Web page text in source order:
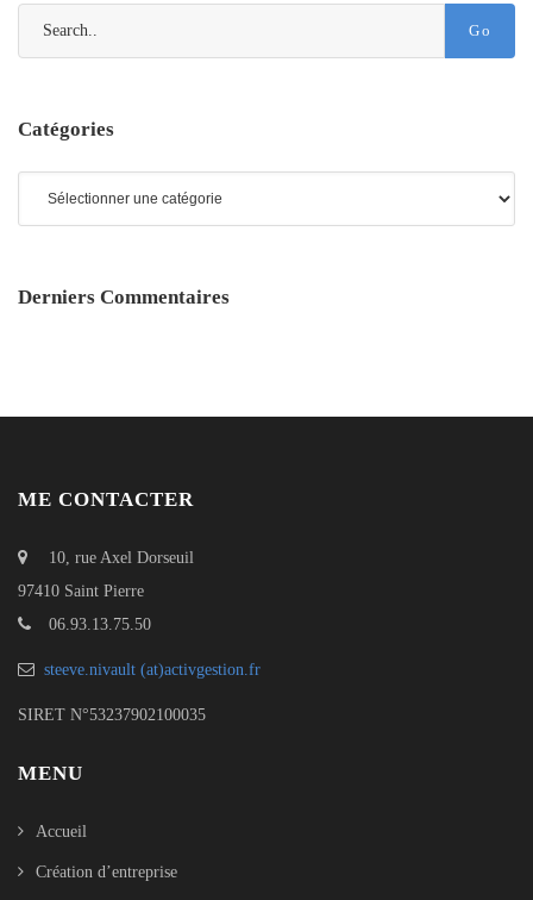
Go
Catégories
Catégories
Derniers Commentaires
ME CONTACTER
10, rue Axel Dorseuil
97410 Saint Pierre
06.93.13.75.50
steeve.nivault (at)activgestion.fr
SIRET N°53237902100035
MENU
Accueil
Création d’entreprise